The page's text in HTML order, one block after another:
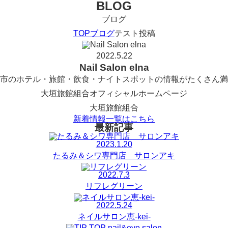
BLOG
ブログ
TOPブログテスト投稿
2022.5.22
Nail Salon elna
のホテル・旅館・飲食・ナイトスポットの情報がたくさん
大垣旅館組合オフィシャルホームページ
大垣旅館組合
新着情報一覧はこちら
最新記事
2023.1.20
たるみ＆シワ専門店 サロンアキ
2022.7.3
リフレグリーン
2022.5.24
ネイルサロン恵-kei-